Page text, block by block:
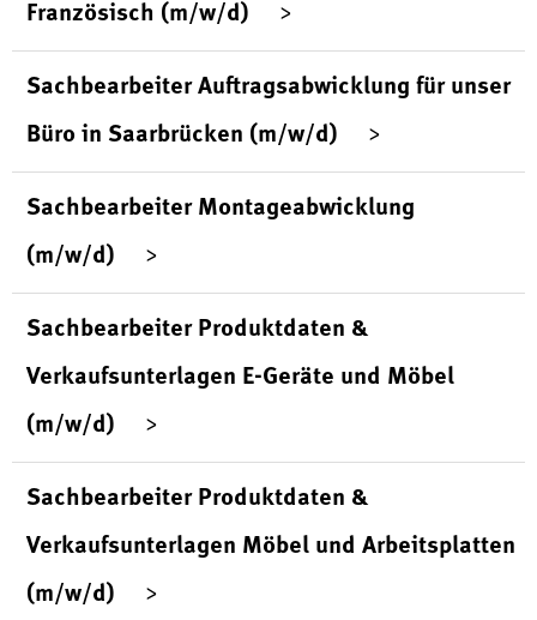
Französisch (m/w/d)
Sachbearbeiter Auftragsabwicklung für unser
Büro in Saarbrücken (m/w/d)
Sachbearbeiter Montageabwicklung
(m/w/d)
Sachbearbeiter Produktdaten &
Verkaufsunterlagen E-Geräte und Möbel
(m/w/d)
Sachbearbeiter Produktdaten &
Verkaufsunterlagen Möbel und Arbeitsplatten
(m/w/d)